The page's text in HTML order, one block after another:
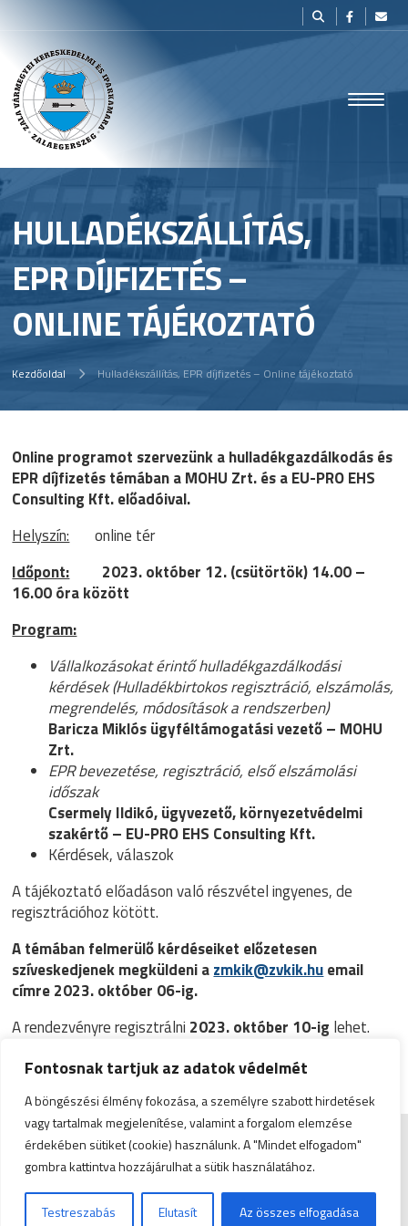
Fontosnak tartjuk az adatok védelmét
A böngészési élmény fokozása, a személyre szabott hirdetések
vagy tartalmak megjelenítése, valamint a forgalom elemzése
érdekében sütiket (cookie) használunk. A "Mindet elfogadom"
gombra kattintva hozzájárulhat a sütik használatához.
Testreszabás Elutasít Az összes elfogadása
HULLADÉKSZÁLLÍTÁS,
EPR DÍJFIZETÉS –
ONLINE TÁJÉKOZTATÓ
Kezdőoldal Hulladékszállítás, EPR díjfizetés – Online tájékoztató
Online programot szervezünk a hulladékgazdálkodás és
EPR díjfizetés témában a MOHU Zrt. és a EU-PRO EHS
Consulting Kft. előadóival.
Helyszín: online tér
Időpont:
2023. október 12. (csütörtök) 14.00 –
16.00 óra között
Program:
Vállalkozásokat érintő hulladékgazdálkodási
kérdések (Hulladékbirtokos regisztráció, elszámolás,
megrendelés, módosítások a rendszerben)
Baricza Miklós ügyféltámogatási vezető – MOHU
Zrt.
EPR bevezetése, regisztráció, első elszámolási
időszak
Csermely Ildikó, ügyvezető, környezetvédelmi
szakértő – EU-PRO EHS Consulting Kft.
Kérdések, válaszok
A tájékoztató előadáson való részvétel ingyenes, de
regisztrációhoz kötött.
A témában felmerülő kérdéseiket előzetesen
szíveskedjenek megküldeni azmkik@zvkik.huemail
címre 2023. október 06-ig.
A rendezvényre regisztrálni 2023. október 10-ig lehet.
A csatlakozási linket a rendezvény napján küldjük meg a
regisztrációkor megadott e-mail címre.
Impresszum|Admin
© Copyright 2026 Zala Vármegyei Kereskedelmi és
Iparkamara | All Rights Reserved. | Designed byASSEMBLY